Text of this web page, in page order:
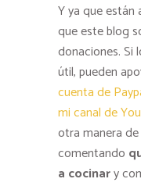
Y ya que están
que este blog
donaciones. Si
útil, pueden
cuenta de
mi canal de
otra manera
comentando
a cocinary